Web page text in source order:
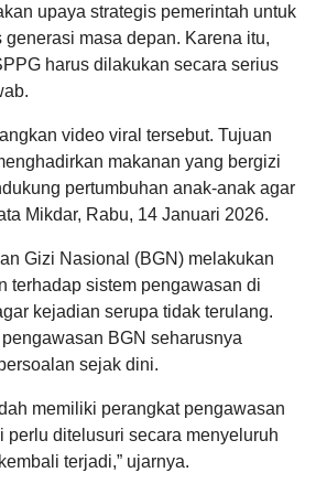
upaya strategis pemerintah untuk
masa depan. Karena itu,
harus dilakukan secara serius
video viral tersebut. Tujuan
makanan yang bergizi
pertumbuhan anak-anak agar
Mikdar, Rabu, 14 Januari 2026.
Gizi Nasional (BGN) melakukan
terhadap sistem pengawasan di
kejadian serupa tidak terulang.
BGN seharusnya
sejak dini.
memiliki perangkat pengawasan
perlu ditelusuri secara menyeluruh
terjadi,” ujarnya.